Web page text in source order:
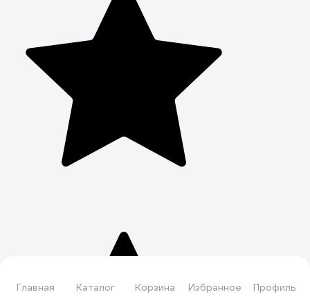
Главная Каталог Корзина Избранное Профиль